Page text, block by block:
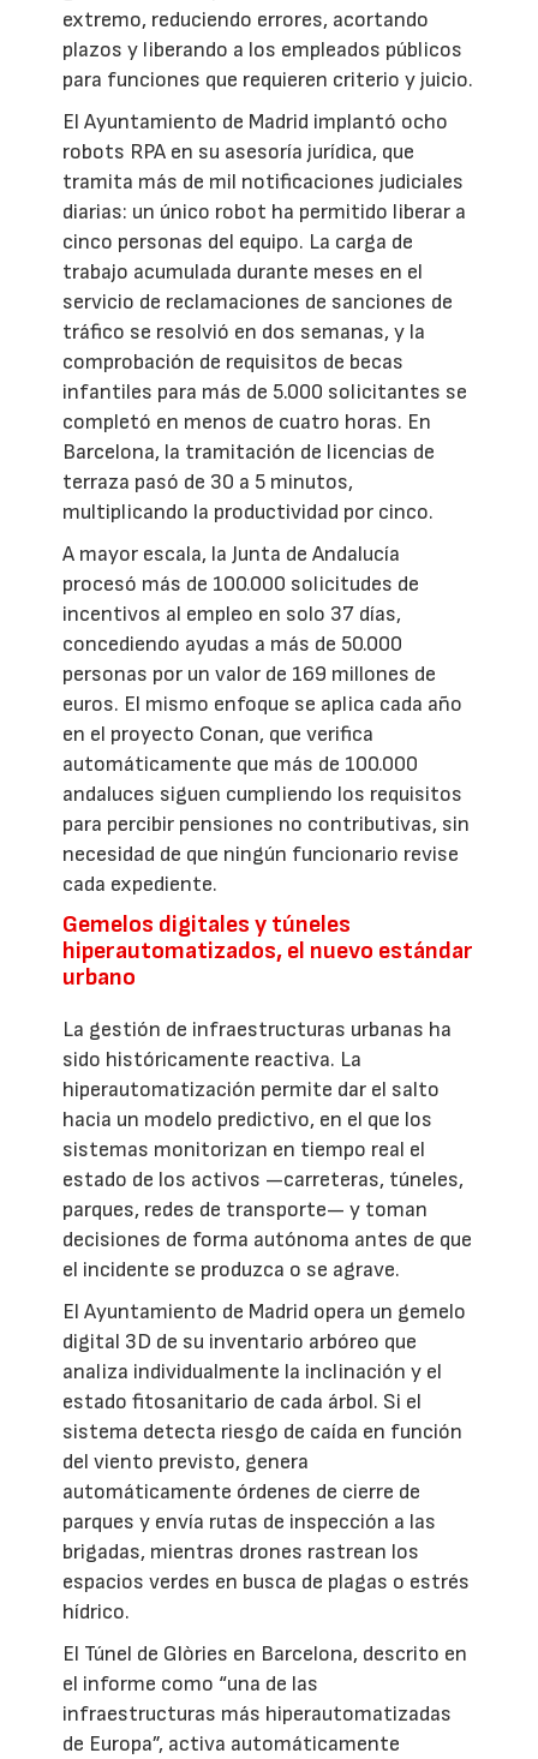
extremo, reduciendo errores, acortando
plazos y liberando a los empleados públicos
para funciones que requieren criterio y juicio.
El Ayuntamiento de Madrid implantó ocho
robots RPA en su asesoría jurídica, que
tramita más de mil notificaciones judiciales
diarias: un único robot ha permitido liberar a
cinco personas del equipo. La carga de
trabajo acumulada durante meses en el
servicio de reclamaciones de sanciones de
tráfico se resolvió en dos semanas, y la
comprobación de requisitos de becas
infantiles para más de 5.000 solicitantes se
completó en menos de cuatro horas. En
Barcelona, la tramitación de licencias de
terraza pasó de 30 a 5 minutos,
multiplicando la productividad por cinco.
A mayor escala, la Junta de Andalucía
procesó más de 100.000 solicitudes de
incentivos al empleo en solo 37 días,
concediendo ayudas a más de 50.000
personas por un valor de 169 millones de
euros. El mismo enfoque se aplica cada año
en el proyecto Conan, que verifica
automáticamente que más de 100.000
andaluces siguen cumpliendo los requisitos
para percibir pensiones no contributivas, sin
necesidad de que ningún funcionario revise
cada expediente.
Gemelos digitales y túneles
hiperautomatizados, el nuevo estándar
urbano
La gestión de infraestructuras urbanas ha
sido históricamente reactiva. La
hiperautomatización permite dar el salto
hacia un modelo predictivo, en el que los
sistemas monitorizan en tiempo real el
estado de los activos —carreteras, túneles,
parques, redes de transporte— y toman
decisiones de forma autónoma antes de que
el incidente se produzca o se agrave.
El Ayuntamiento de Madrid opera un gemelo
digital 3D de su inventario arbóreo que
analiza individualmente la inclinación y el
estado fitosanitario de cada árbol. Si el
sistema detecta riesgo de caída en función
del viento previsto, genera
automáticamente órdenes de cierre de
parques y envía rutas de inspección a las
brigadas, mientras drones rastrean los
espacios verdes en busca de plagas o estrés
hídrico.
El Túnel de Glòries en Barcelona, descrito en
el informe como “una de las
infraestructuras más hiperautomatizadas
de Europa”, activa automáticamente